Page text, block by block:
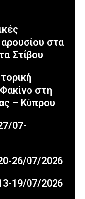
στα
Στίβου
στη
– Κύπρου
07-
26/07/2026
19/07/2026